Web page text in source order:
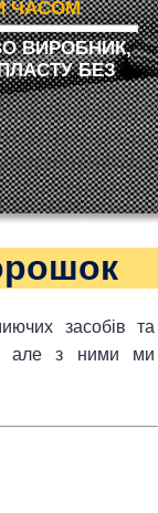
ЧАСОМ
ВИРОБНИК,
БЕЗ
засобів та
але з ними ми